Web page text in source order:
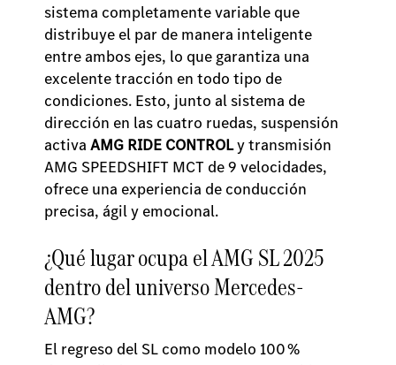
sistema completamente variable que
distribuye el par de manera inteligente
entre ambos ejes, lo que garantiza una
excelente tracción en todo tipo de
condiciones. Esto, junto al sistema de
dirección en las cuatro ruedas, suspensión
activa AMG RIDE CONTROLy transmisión
AMG SPEEDSHIFT MCT de 9 velocidades,
ofrece una experiencia de conducción
precisa, ágil y emocional.
¿Qué lugar ocupa el AMG SL 2025
dentro del universo Mercedes-
AMG?
El regreso del SL como modelo 100 %